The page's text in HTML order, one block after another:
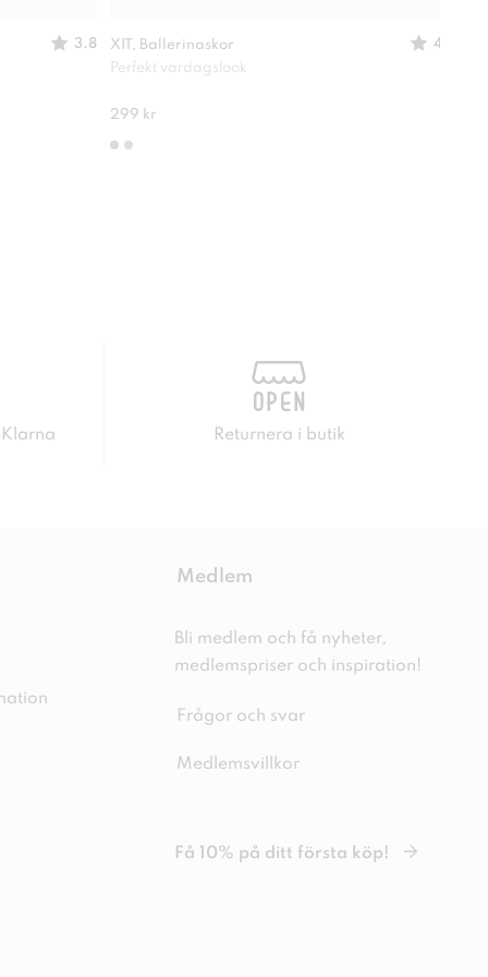
3.8 XIT, Ballerinaskor
4
Perfekt vardagslook
299 kr
Returnera i butik
Medlem
Bli medlem och få nyheter,
medlemspriser och inspiration!
Frågor och svar
Medlemsvillkor
Få 10% på ditt första köp!